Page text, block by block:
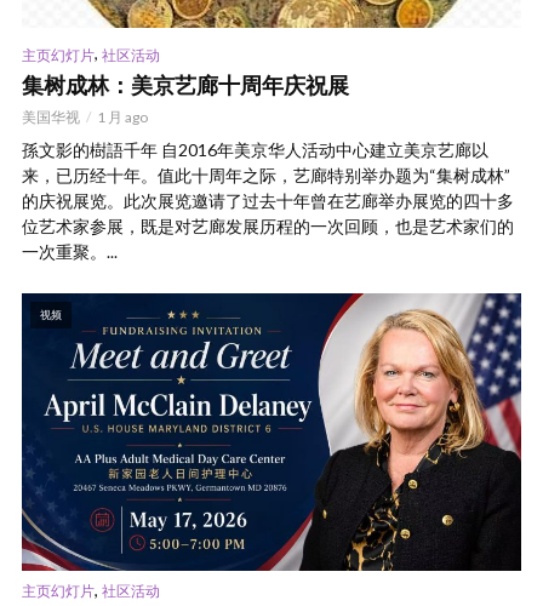
主页幻灯片, 社区活动
集树成林：美京艺廊十周年庆祝展
美国华视 1 月 ago
孫文影的樹語千年 自2016年美京华人活动中心建立美京艺廊以
来，已历经十年。值此十周年之际，艺廊特别举办题为“集树成林”
的庆祝展览。此次展览邀请了过去十年曾在艺廊举办展览的四十多
位艺术家参展，既是对艺廊发展历程的一次回顾，也是艺术家们的
一次重聚。...
视频
主页幻灯片, 社区活动